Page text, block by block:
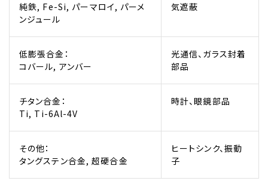
純鉄, Fe-Si, パーマロイ, パーメ
ンジュール
気遮蔽
低膨張合金：
コバール, アンバー
光通信、ガラス封着
部品
チタン合金：
Ti, Ti-6Al-4V
時計、眼鏡部品
その他：
タングステン合金, 超硬合金
ヒートシンク、振動
子